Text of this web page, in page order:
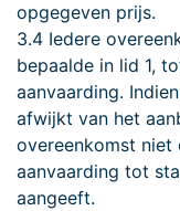
opgegeven prijs.
3.4 Iedere
bepaalde in lid 1,
aanvaarding.
afwijkt van het
overeenkomst
aanvaarding tot
aangeeft.